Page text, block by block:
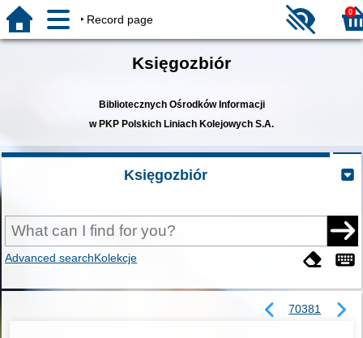
Record page
0
Księgozbiór
Bibliotecznych Ośrodków Informacji
w PKP Polskich Liniach Kolejowych S.A.
Księgozbiór
Advanced searchKolekcje
70381